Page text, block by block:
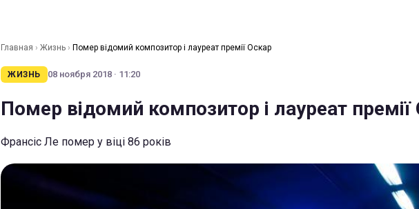
Главная › Жизнь › Помер відомий композитор і лауреат премії Оскар
ЖИЗНЬ 08 ноября 2018 · 11:20
Помер відомий композитор і лауреат премії
Франсіс Ле помер у віці 86 років